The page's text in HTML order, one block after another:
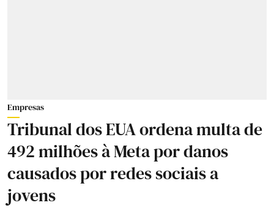
Empresas
Tribunal dos EUA ordena multa de
492 milhões à Meta por danos
causados por redes sociais a
jovens